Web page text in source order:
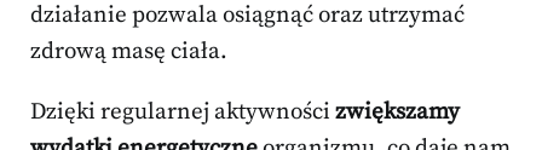
działanie pozwala osiągnąć oraz utrzymać
zdrową masę ciała.
Dzięki regularnej aktywności zwiększamy